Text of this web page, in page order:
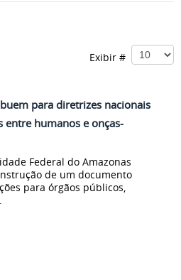
Exibir #
para diretrizes nacionais
humanos e onças-
Federal do Amazonas
de um documento
para órgãos públicos,